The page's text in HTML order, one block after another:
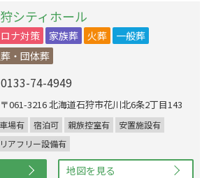
シティホール
ナ対策 家族葬 火葬
一般葬
・団体葬
0133-74-4949
〒061-3216 北海道石狩市花川北6条2丁目143
場有 宿泊可 親族控室有
安置施設有
アフリー設備有
地図を見る